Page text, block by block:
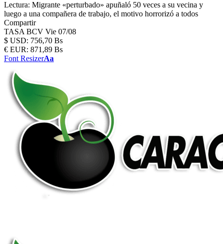
Lectura: Migrante «perturbado» apuñaló 50 veces a su vecina y
luego a una compañera de trabajo, el motivo horrorizó a todos
Compartir
TASA BCV Vie 07/08
$ USD: 756,70 Bs
€ EUR: 871,89 Bs
Font ResizerAa